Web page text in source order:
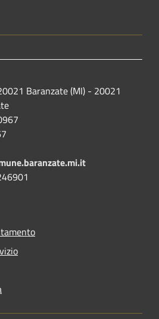
Baranzate (MI) - 20021